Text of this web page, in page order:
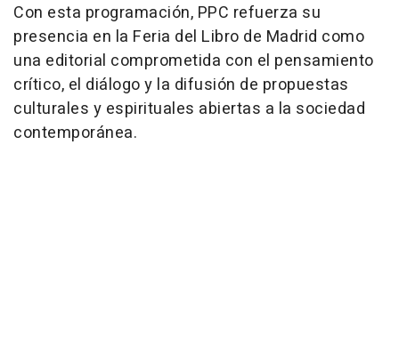
Con esta programación, PPC refuerza su
presencia en la Feria del Libro de Madrid como
una editorial comprometida con el pensamiento
crítico, el diálogo y la difusión de propuestas
culturales y espirituales abiertas a la sociedad
contemporánea.